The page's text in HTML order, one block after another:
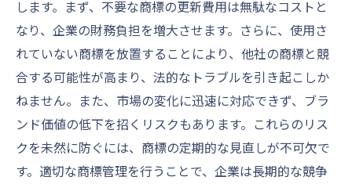
します。まず、不要な商標の更新費用は無駄なコストと
なり、企業の財務負担を増大させます。さらに、使用さ
れていない商標を放置することにより、他社の商標と競
合する可能性が高まり、法的なトラブルを引き起こしか
ねません。また、市場の変化に迅速に対応できず、ブラ
ンド価値の低下を招くリスクもあります。これらのリス
クを未然に防ぐには、商標の定期的な見直しが不可欠で
す。適切な商標管理を行うことで、企業は長期的な競争